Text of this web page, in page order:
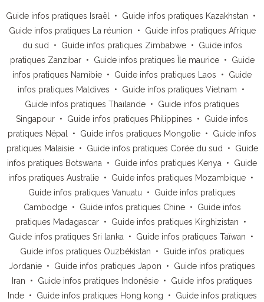
Guide infos pratiques Israël • Guide infos pratiques Kazakhstan •
Guide infos pratiques La réunion • Guide infos pratiques Afrique
du sud • Guide infos pratiques Zimbabwe• Guide infos
pratiques Zanzibar• Guide infos pratiques Île maurice• Guide
infos pratiques Namibie • Guide infos pratiques Laos • Guide
infos pratiques Maldives • Guide infos pratiques Vietnam •
Guide infos pratiques Thaïlande • Guide infos pratiques
Singapour • Guide infos pratiques Philippines • Guide infos
pratiques Népal
• Guide infos pratiques Mongolie • Guide infos
pratiques Malaisie• Guide infos pratiques Corée du sud • Guide
infos pratiques Botswana • Guide infos pratiques Kenya • Guide
infos pratiques Australie • Guide infos pratiques Mozambique •
Guide infos pratiques Vanuatu • Guide infos pratiques
Cambodge• Guide infos pratiques Chine• Guide infos
pratiques Madagascar • Guide infos pratiques Kirghizistan •
Guide infos pratiques Sri lanka • Guide infos pratiques Taïwan •
Guide infos pratiques Ouzbékistan • Guide infos pratiques
Jordanie • Guide infos pratiques Japon • Guide infos pratiques
Iran • Guide infos pratiques Indonésie • Guide infos pratiques
Inde• Guide infos pratiques Hong kong • Guide infos pratiques